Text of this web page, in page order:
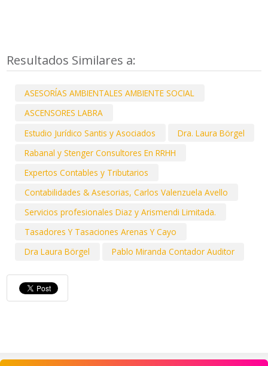
Resultados Similares a:
ASESORÍAS AMBIENTALES AMBIENTE SOCIAL
ASCENSORES LABRA
Estudio Jurídico Santis y Asociados
Dra. Laura Börgel
Rabanal y Stenger Consultores En RRHH
Expertos Contables y Tributarios
Contabilidades & Asesorias, Carlos Valenzuela Avello
Servicios profesionales Diaz y Arismendi Limitada.
Tasadores Y Tasaciones Arenas Y Cayo
Dra Laura Börgel
Pablo Miranda Contador Auditor